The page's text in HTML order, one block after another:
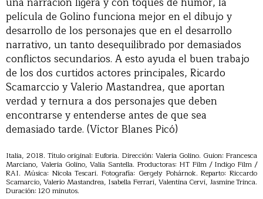
película de Golino funciona mejor en el dibujo y
desarrollo de los personajes que en el desarrollo
narrativo, un tanto desequilibrado por demasiados
conflictos secundarios. A esto ayuda el buen trabajo
de los dos curtidos actores principales, Ricardo
Scamarccio y Valerio Mastandrea, que aportan
verdad y ternura a dos personajes que deben
encontrarse y entenderse antes de que sea
demasiado tarde. (Víctor Blanes Picó)
Italia, 2018. Título original: Euforia. Dirección: Valeria Golino. Guion: Francesca
Marciano, Valeria Golino, Valia Santella. Productoras: HT Film / Indigo Film /
RAI. Música: Nicola Tescari. Fotografía: Gergely Pohárnok. Reparto: Riccardo
Scamarcio, Valerio Mastandrea, Isabella Ferrari, Valentina Cervi, Jasmine Trinca.
Duración: 120 minutos.